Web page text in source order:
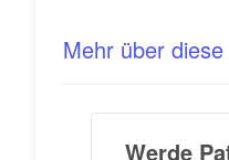
Mehr über
Werde